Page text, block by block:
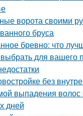
ворота своими
бруса
бревно: что
для вашего
без
выпадения волос
дней